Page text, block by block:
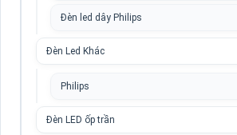
Đèn led dây Philips
Đèn Led Khác
Philips
Đèn LED ốp trần